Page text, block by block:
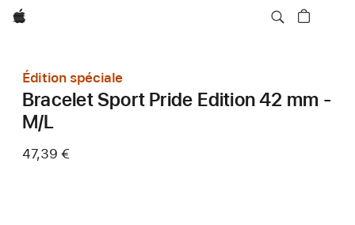
Apple
Édition spéciale
Bracelet Sport Pride Edition 42 mm -
M/L
47,39 €